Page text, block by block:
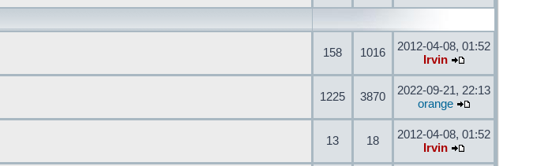
158 1016
2012-04-08, 01:52
Irvin
1225 3870
2022-09-21, 22:13
orange
13 18
2012-04-08, 01:52
Irvin